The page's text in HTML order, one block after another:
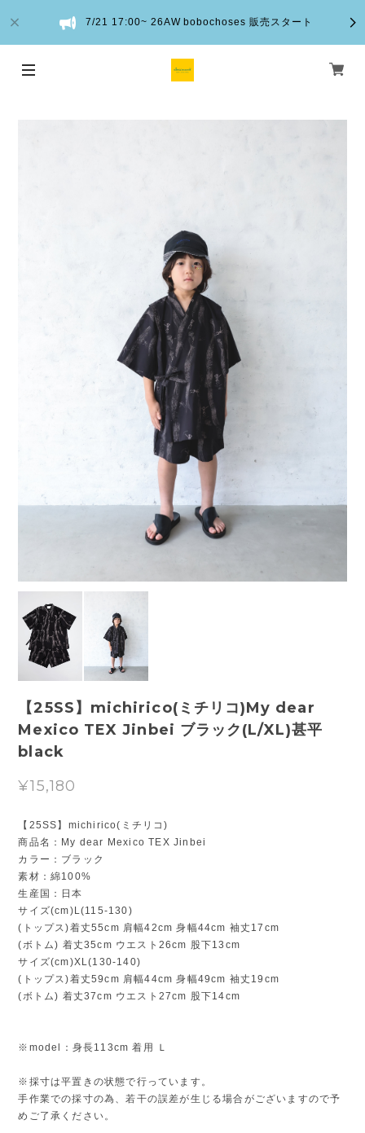
7/21 17:00~ 26AW bobochoses 販売スタート
【25SS】michirico(ミチリコ)My dear
Mexico TEX Jinbei ブラック(L/XL)甚平
black
¥15,180
【25SS】michirico(ミチリコ)
商品名：My dear Mexico TEX Jinbei
カラー：ブラック
素材：綿100%
生産国：日本
サイズ(cm)L(115-130)
(トップス)着丈55cm 肩幅42cm 身幅44cm 袖丈17cm
(ボトム) 着丈35cm ウエスト26cm 股下13cm
サイズ(cm)XL(130-140)
(トップス)着丈59cm 肩幅44cm 身幅49cm 袖丈19cm
(ボトム) 着丈37cm ウエスト27cm 股下14cm
※model：身長113cm 着用 Ｌ
※採寸は平置きの状態で行っています。
手作業での採寸の為、若干の誤差が生じる場合がございますので予
めご了承ください。